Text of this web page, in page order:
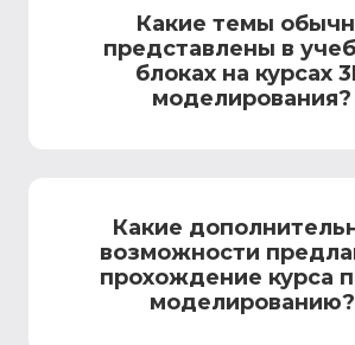
Какие темы
представлены в
блоках на курсах
моделирования?
Какие
возможности
прохождение курса
моделированию?